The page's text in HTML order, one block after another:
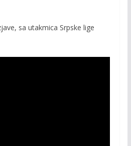
sa utakmica Srpske lige